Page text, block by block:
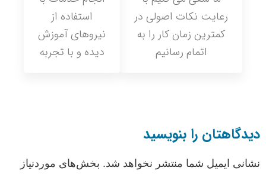
رعایت نکات اصولی در
کمترین زمان کار را به
اتمام رسانیم
استفاده از
نیروهای آموزش
دیده و با تجربه
دیدگاهتان را بنویسید
نشانی ایمیل شما منتشر نخواهد شد. بخش‌های موردنیاز